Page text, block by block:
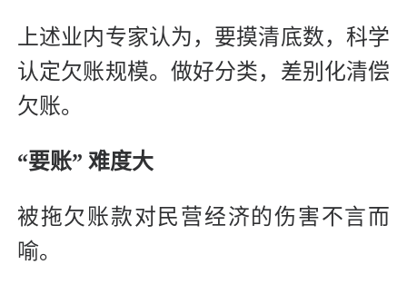
上述业内专家认为，要摸清底数，科学
认定欠账规模。做好分类，差别化清偿
欠账。
“要账” 难度大
被拖欠账款对民营经济的伤害不言而
喻。